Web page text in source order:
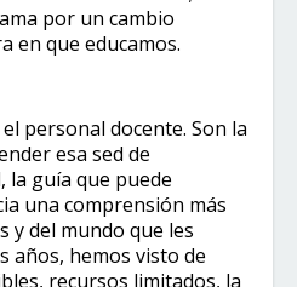
por un cambio
en que educamos.
personal docente. Son la
esa sed de
guía que puede
una comprensión más
y del mundo que les
años, hemos visto de
recursos limitados, la